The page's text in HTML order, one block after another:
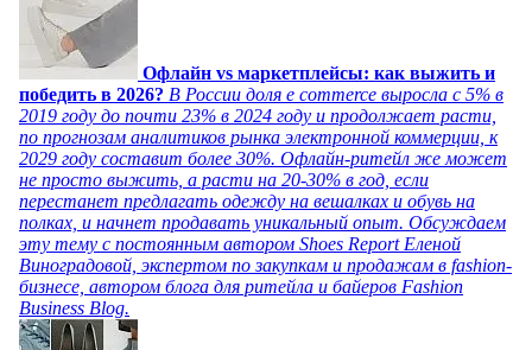
Офлайн vs маркетплейсы: как выжить и
победить в 2026? В России доля e commerce выросла с 5% в
2019 году до почти 23% в 2024 году и продолжает расти,
по прогнозам аналитиков рынка электронной коммерции, к
2029 году составит более 30%. Офлайн-ритейл же может
не просто выжить, а расти на 20-30% в год, если
перестанет предлагать одежду на вешалках и обувь на
полках, и начнет продавать уникальный опыт. Обсуждаем
эту тему с постоянным автором Shoes Report Еленой
Виноградовой, экспертом по закупкам и продажам в fashion-
бизнесе, автором блога для ритейла и байеров Fashion
Business Blog.